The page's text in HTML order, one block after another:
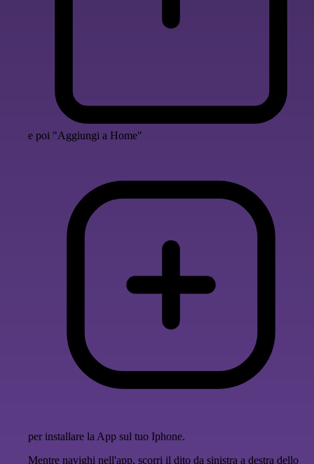
e poi "Aggiungi a Home"
per installare la App sul tuo Iphone.
Mentre navighi nell'app, scorri il dito da sinistra a destra dello